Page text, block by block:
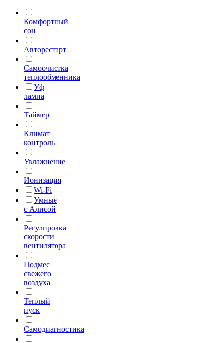
Комфортный
сон
Авторестарт
Самоочистка
теплообменника
Уф
лампа
Таймер
Климат
контроль
Увлажнение
Ионизация
Wi-Fi
Умные
с Алисой
Регулировка
скорости
вентилятора
Подмес
свежего
воздуха
Теплый
пуск
Самодиагностика